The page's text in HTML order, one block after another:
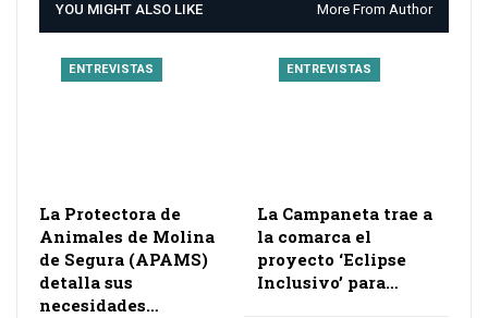
YOU MIGHT ALSO LIKE More From Author
ENTREVISTAS
La Protectora de
Animales de Molina
de Segura (APAMS)
detalla sus
necesidades…
ENTREVISTAS
La Campaneta trae a
la comarca el
proyecto ‘Eclipse
Inclusivo’ para…